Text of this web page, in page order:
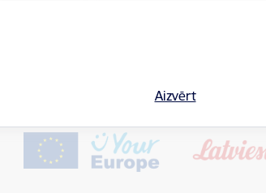
Aizvērt